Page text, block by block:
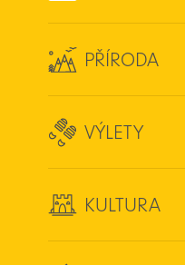
PŘÍRODA
VÝLETY
KULTURA